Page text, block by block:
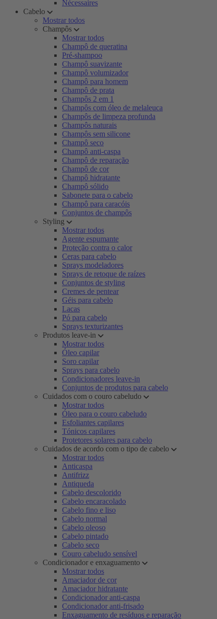
Nécessaires
Cabelo
Mostrar todos
Champôs
Mostrar todos
Champô de queratina
Pré-shampoo
Champô suavizante
Champô volumizador
Champô para homem
Champô de prata
Champôs 2 em 1
Champôs com óleo de melaleuca
Champôs de limpeza profunda
Champôs naturais
Champôs sem silicone
Champô seco
Champô anti-caspa
Champô de reparação
Champô de cor
Champô hidratante
Champô sólido
Sabonete para o cabelo
Champô para caracóis
Conjuntos de champôs
Styling
Mostrar todos
Agente espumante
Proteção contra o calor
Ceras para cabelo
Sprays modeladores
Sprays de retoque de raízes
Conjuntos de styling
Cremes de pentear
Géis para cabelo
Lacas
Pó para cabelo
Sprays texturizantes
Produtos leave-in
Mostrar todos
Óleo capilar
Soro capilar
Sprays para cabelo
Condicionadores leave-in
Conjuntos de produtos para cabelo
Cuidados com o couro cabeludo
Mostrar todos
Óleo para o couro cabeludo
Esfoliantes capilares
Tónicos capilares
Protetores solares para cabelo
Cuidados de acordo com o tipo de cabelo
Mostrar todos
Anticaspa
Antifrizz
Antiqueda
Cabelo descolorido
Cabelo encaracolado
Cabelo fino e liso
Cabelo normal
Cabelo oleoso
Cabelo pintado
Cabelo seco
Couro cabeludo sensível
Condicionador e enxaguamento
Mostrar todos
Amaciador de cor
Amaciador hidratante
Condicionador anti-caspa
Condicionador anti-frisado
Enxaguamento de resíduos e reparação